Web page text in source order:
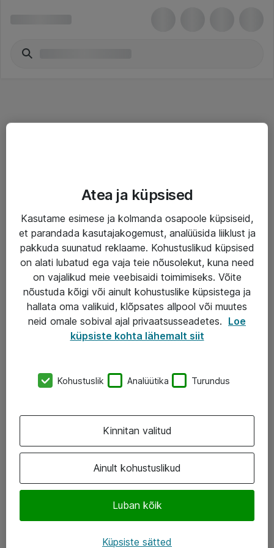
Haldusteenused
Garantii
Turva- ja nõrkvoolulahendused
AS ATEA
+372 659 3591
Järvevana tee 7b, 10112 Tallinn
Facebook
Atea ja küpsised
Kasutame esimese ja kolmanda osapoole küpsiseid,
et parandada kasutajakogemust, analüüsida liiklust ja
pakkuda suunatud reklaame. Kohustuslikud küpsised
on alati lubatud ega vaja teie nõusolekut, kuna need
on vajalikud meie veebisaidi toimimiseks. Võite
nõustuda kõigi või ainult kohustuslike küpsistega ja
hallata oma valikuid, klõpsates allpool või muutes
neid omale sobival ajal privaatsusseadetes. Loe
küpsiste kohta lähemalt siit
Kohustuslik Analüütika Turundus
Ainult kohustuslikud
Luban kõik
Kinnitan valitud
Küpsiste sätted